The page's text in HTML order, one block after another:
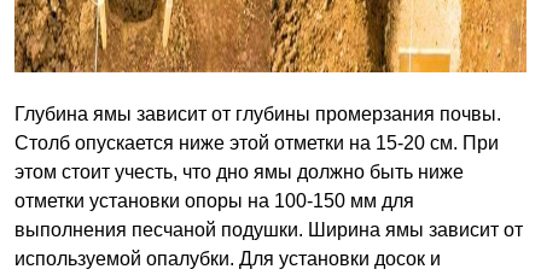
Глубина ямы зависит от глубины промерзания почвы.
Столб опускается ниже этой отметки на 15-20 см. При
этом стоит учесть, что дно ямы должно быть ниже
отметки установки опоры на 100-150 мм для
выполнения песчаной подушки. Ширина ямы зависит от
используемой опалубки. Для установки досок и